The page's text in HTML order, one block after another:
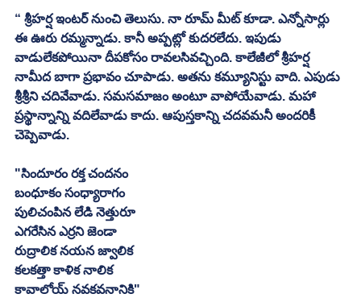
“ శ్రీహర్ష ఇంటర్ నుంచి తెలుసు. నా రూమ్ మీట్ కూడా. ఎన్నోసార్లు
ఈ ఊరు రమ్మన్నాడు. కానీ అప్పట్లో కుదరలేదు. ఇపుడు
వాడులేకపోయినా దీపకోసం రావలసివచ్చింది. కాలేజీలో శ్రీహర్ష
నామీద బాగా ప్రభావం చూపాడు. అతను కమ్యూనిస్టు వాది. ఎపుడు
శ్రీశ్రీని చదివేవాడు. సమసమాజం అంటూ వాపోయేవాడు. మహా
ప్రస్థాన్నాన్ని వదిలేవాడు కాదు. ఆపుస్తకాన్ని చదవమనీ అందరికీ
చెప్పెవాడు.
"సిందూరం రక్త చందనం
బంధూకం సంధ్యారాగం
పులిచంపిన లేడి నెత్తురూ
ఎగరేసిన ఎర్రని జెండా
రుద్రాలిక నయన జ్వాలిక
కలకత్తా కాళిక నాలిక
కావాలోయ్ నవకవనానికి"